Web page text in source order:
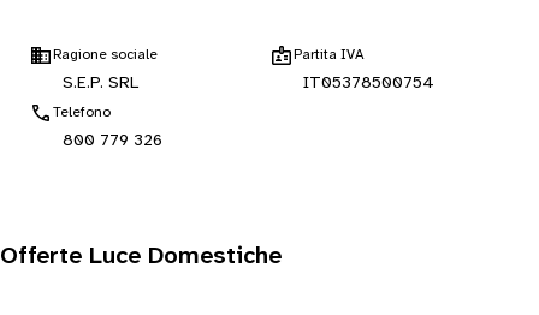
Ragione sociale
S.E.P. SRL
Partita IVA
IT05378500754
Telefono
800 779 326
Offerte Luce Domestiche